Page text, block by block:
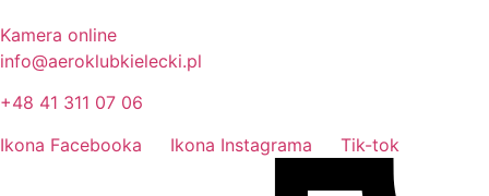
Kamera online
info@aeroklubkielecki.pl
+48 41 311 07 06
Ikona Facebooka
Ikona Instagrama Tik-tok